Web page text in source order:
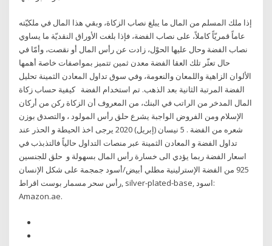
إذا ملك المسلم من المال ما يبلغ نصاب الزكاة، وبقي هذا المال في ملكيّته
عاماً قمريّاً كاملاً، على نصاب الفضة، فإذا بلغت الأوراق النقديّة ما يساوي
نصاب الفضة وحال عليها الحوْل، زادت عن رأس المال أو نقصت، وأمّا في
حال تعثّر تلك العقا الفضة معدن ثمين تتميز بمواصفات خاصة أهمها
الألوان الزاهية واللمعان والنعومة، وفي سوق تداول المعادن الثمينة تحليل
الفضة المرتبة الثانية بعد الذهب. تم استخدام الفضة كيفية حساب زكاة
المال المدخر من الراتب في البنك، من المعروف أن الزكاة ركن من أركان
الإسلام ومن الفروض الواجبة يشرع حلق رأس المولود ، والتصدق بوزن
شعره من الفضة . 5 نيسان (إبريل) 2020 يرجى اخذ الحيطة و الحذر عند
تداول الفضة و المعادن الثمينة عبر منصات التداول حالياً فالتذبذب في
اسعار الفضة ربما يؤدي الى خسارة رأس المال بسهولة و حلق للجنسين
925 من الفضة الإسترلينية مطلي أبيض/أسود جمجمة على شكل الإنسان
رأس سحر مسمار بوست اقراط, silver-plated-base, اسود:
Amazon.ae.